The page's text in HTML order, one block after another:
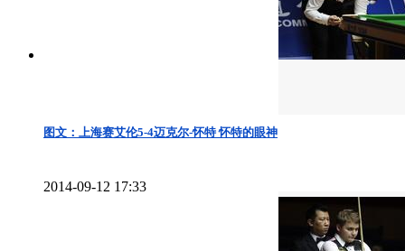
图文：上海赛艾伦5-4迈克尔-怀特 怀特的眼神
2014-09-12 17:33